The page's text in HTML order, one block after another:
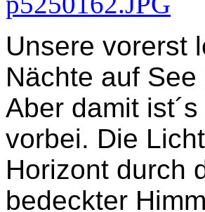
Unsere vorerst
Nächte auf
Aber damit
vorbei. Die
Horizont durch
bedeckter